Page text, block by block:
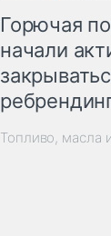
Горючая
начали
Топливо, масла